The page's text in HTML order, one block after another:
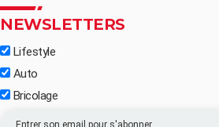
NEWSLETTERS
Lifestyle
Auto
Bricolage